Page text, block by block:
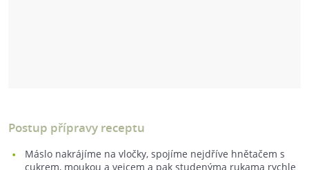
Postup přípravy receptu
Máslo nakrájíme na vločky, spojíme nejdříve hnětačem s
cukrem, moukou a vejcem a pak studenýma rukama rychle